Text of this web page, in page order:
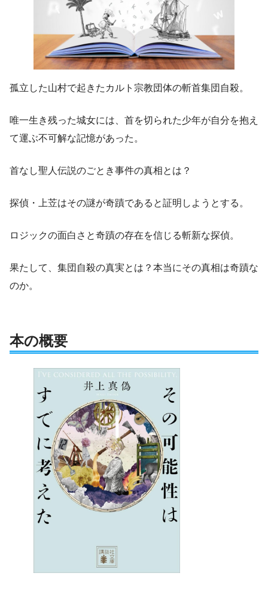
孤立した山村で起きたカルト宗教団体の斬首集団自殺。
唯一生き残った城女には、首を切られた少年が自分を抱え
て運ぶ不可解な記憶があった。
首なし聖人伝説のごとき事件の真相とは？
探偵・上苙はその謎が奇蹟であると証明しようとする。
ロジックの面白さと奇蹟の存在を信じる斬新な探偵。
果たして、集団自殺の真実とは？本当にその真相は奇蹟な
のか。
本の概要